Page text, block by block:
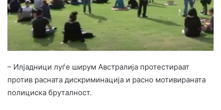
– Илјадници луѓе ширум Австралија протестираат
против расната дискриминација и расно мотивираната
полициска бруталност.